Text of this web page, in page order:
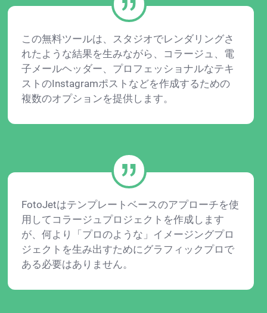
この無料ツールは、スタジオでレンダリングさ
れたような結果を生みながら、コラージュ、電
子メールヘッダー、プロフェッショナルなテキ
ストのInstagramポストなどを作成するための
複数のオプションを提供します。
FotoJetはテンプレートベースのアプローチを使
用してコラージュプロジェクトを作成します
が、何より「プロのような」イメージングプロ
ジェクトを生み出すためにグラフィックプロで
ある必要はありません。